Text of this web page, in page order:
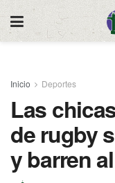
Inicio Deportes
Las
de rugby
y barren